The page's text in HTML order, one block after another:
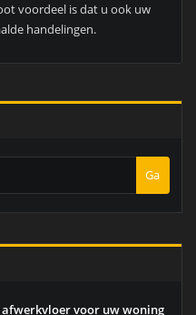
voordeel is dat u ook uw
handelingen.
Ga
afwerkvloer voor uw woning